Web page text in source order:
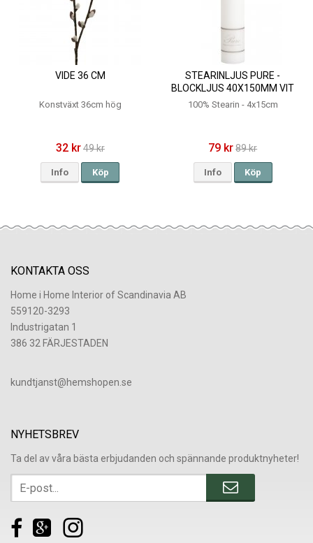
VIDE 36 CM
Konstväxt 36cm hög
32 kr49 kr
Info Köp
STEARINLJUS PURE -
BLOCKLJUS 40X150MM VIT
100% Stearin - 4x15cm
79 kr89 kr
Info Köp
KONTAKTA OSS
Home i Home Interior of Scandinavia AB
559120-3293
Industrigatan 1
386 32 FÄRJESTADEN
​kundtjanst@hemshopen.se
NYHETSBREV
Ta del av våra bästa erbjudanden och spännande produktnyheter!